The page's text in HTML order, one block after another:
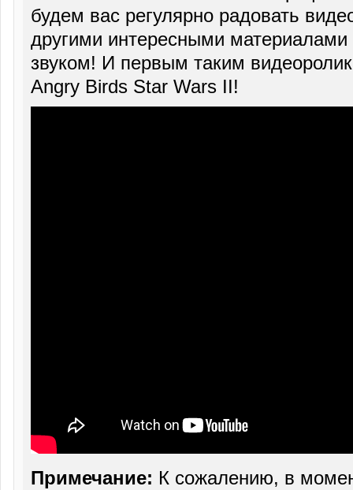
будем вас регулярно радовать
другими интересными
звуком! И первым таким
Angry Birds Star Wars II!
Примечание: К сожалению, в